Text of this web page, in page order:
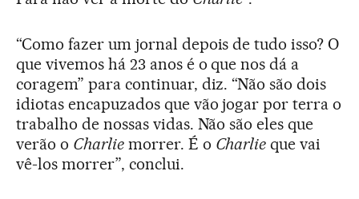
“Como fazer um jornal depois de tudo isso? O
que vivemos há 23 anos é o que nos dá a
coragem” para continuar, diz. “Não são dois
idiotas encapuzados que vão jogar por terra o
trabalho de nossas vidas. Não são eles que
verão o Charliemorrer. É o Charlie que vai
vê-los morrer”, conclui.